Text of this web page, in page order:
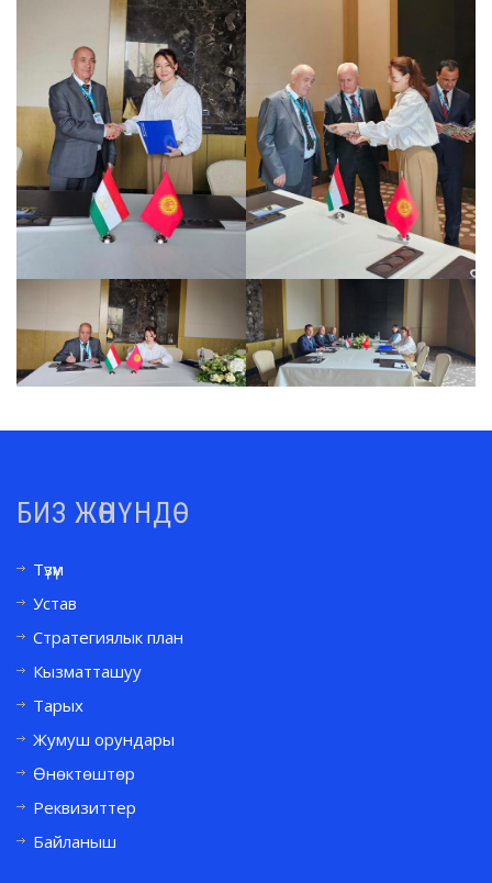
БИЗ ЖӨНҮНДӨ
Түзүм
Устав
Стратегиялык план
Кызматташуу
Тарых
Жумуш орундары
Өнөктөштөр
Реквизиттер
Байланыш